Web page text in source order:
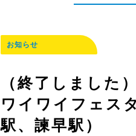
お知らせ
（終了しました
ワイワイフェス
駅、諫早駅）